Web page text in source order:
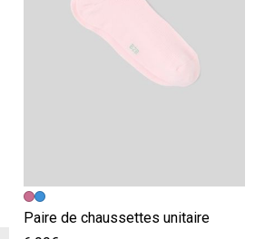
Image précédente
Image suivante
Paire de chaussettes unitaire